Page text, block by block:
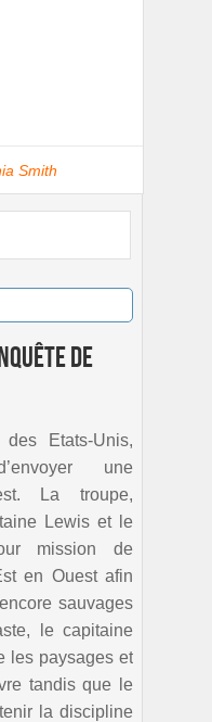
Smith
de
Etats-Unis,
une
La troupe,
Lewis et le
mission de
en Ouest afin
sauvages
le capitaine
les paysages et
tandis que le
la discipline